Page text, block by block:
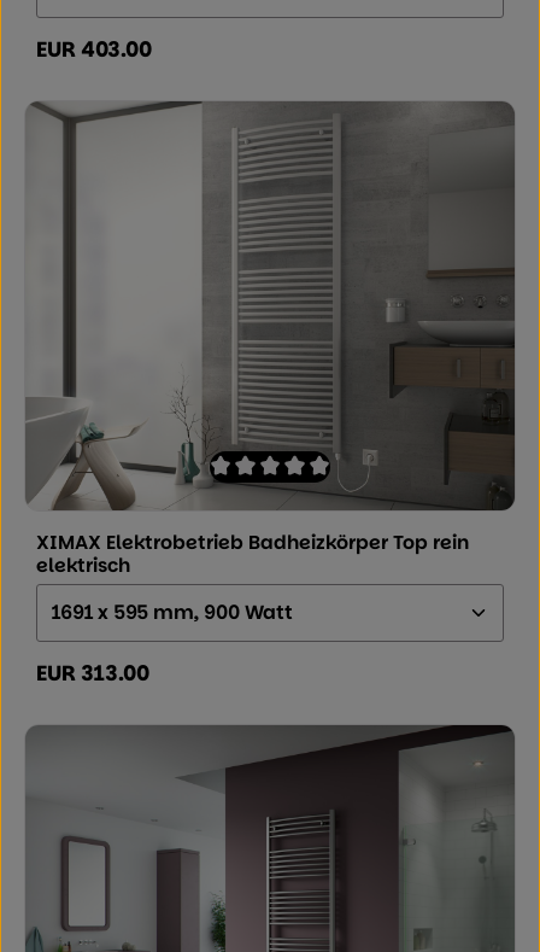
Regulärer Preis:
EUR 403.00
Durchschnittliche Bewertung von 0
XIMAX Elektrobetrieb Badheizkörper Top rein
elektrisch
Regulärer Preis:
EUR 313.00